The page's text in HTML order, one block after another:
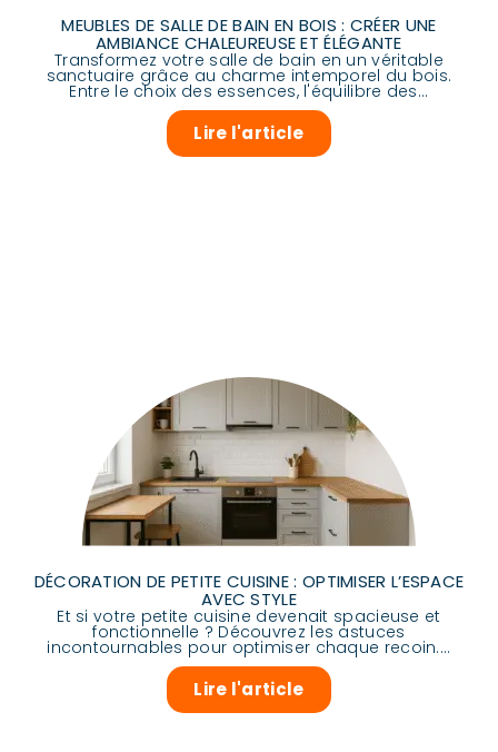
MEUBLES DE SALLE DE BAIN EN BOIS : CRÉER UNE
AMBIANCE CHALEUREUSE ET ÉLÉGANTE
Transformez votre salle de bain en un véritable
sanctuaire grâce au charme intemporel du bois.
Entre le choix des essences, l'équilibre des...
Lire l'article
DÉCORATION DE PETITE CUISINE : OPTIMISER L’ESPACE
AVEC STYLE
Et si votre petite cuisine devenait spacieuse et
fonctionnelle ? Découvrez les astuces
incontournables pour optimiser chaque recoin....
Lire l'article